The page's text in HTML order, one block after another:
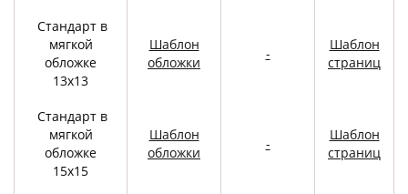
Стандарт в
мягкой
обложке
13х13
Шаблон
обложки
-
Шаблон
страниц
Стандарт в
мягкой
обложке
15х15
Шаблон
обложки
-
Шаблон
страниц